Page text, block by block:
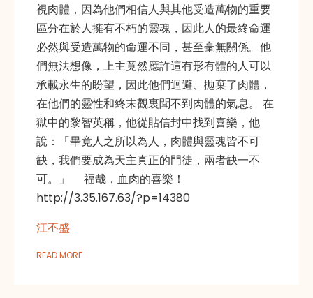
視肉體，因為他們相信人與其他受造萬物的重要
區分在於人擁有不朽的靈魂，因此人的最終命運
必然與受造萬物的命運不同，甚至毫無關係。他
們無法想像，上主竟然應許這有形有體的人可以
承載永生的盼望，因此他們迴避、拋棄了肉體，
在他們的靈性和終末觀裏聞不到肉體的氣息。 在
獄中的黎智英稱，他從貼信封中找到喜樂，他
說：「畢竟人之所以為人，肉體與靈魂皆不可
缺，我們要成為天主真正的門徒，兩者缺一不
可。」 福哉，血肉的喜樂！
http://3.35.167.63/?p=14380
江丕盛
READ MORE